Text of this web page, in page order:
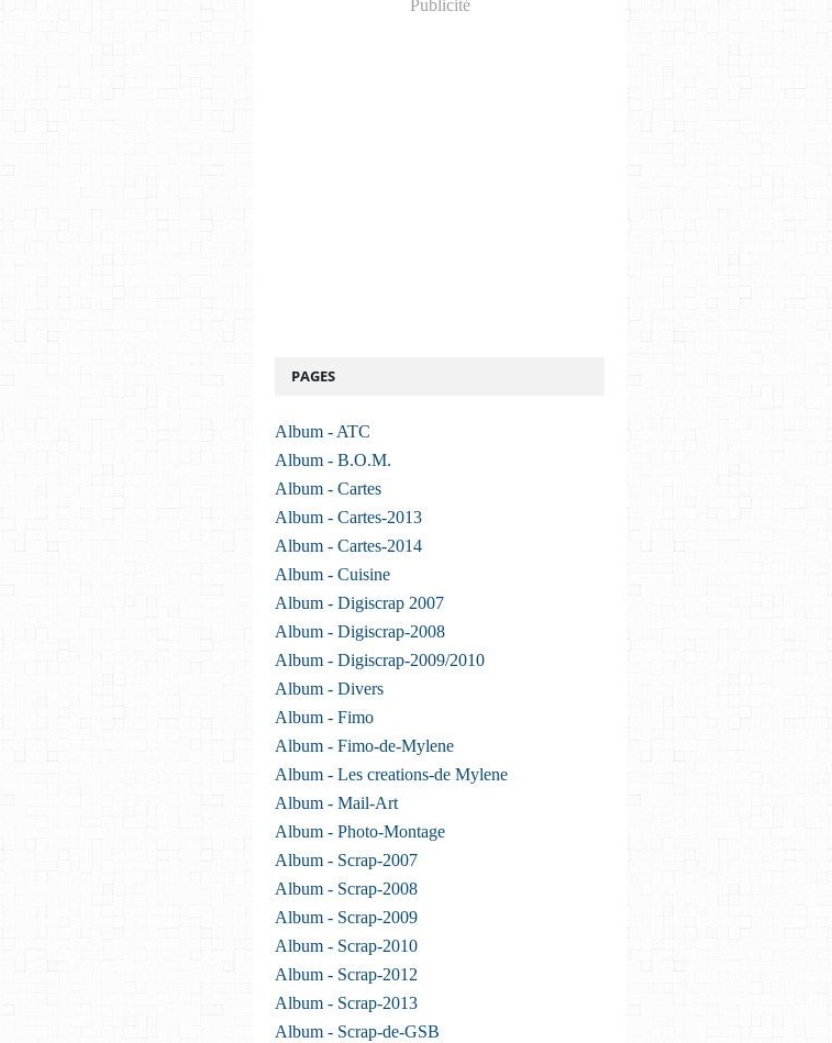
Publicité
PAGES
Album - ATC
Album - B.O.M.
Album - Cartes
Album - Cartes-2013
Album - Cartes-2014
Album - Cuisine
Album - Digiscrap 2007
Album - Digiscrap-2008
Album - Digiscrap-2009/2010
Album - Divers
Album - Fimo
Album - Fimo-de-Mylene
Album - Les creations-de Mylene
Album - Mail-Art
Album - Photo-Montage
Album - Scrap-2007
Album - Scrap-2008
Album - Scrap-2009
Album - Scrap-2010
Album - Scrap-2012
Album - Scrap-2013
Album - Scrap-de-GSB